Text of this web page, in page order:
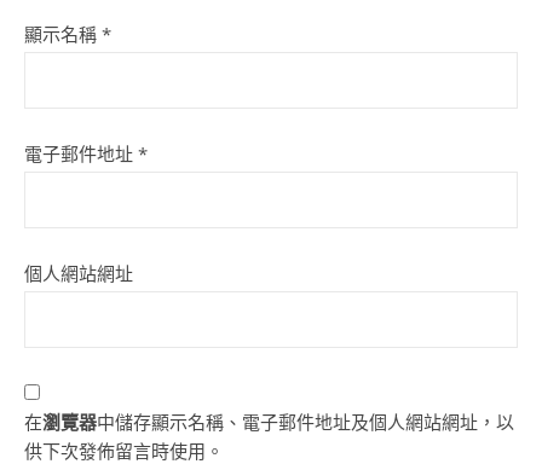
顯示名稱 *
電子郵件地址 *
個人網站網址
在瀏覽器中儲存顯示名稱、電子郵件地址及個人網站網址，以
供下次發佈留言時使用。